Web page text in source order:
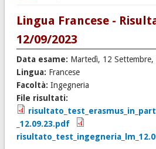
Lingua Francese -
12/09/2023
Data esame: Martedì, 12 Settembre,
Lingua: Francese
Facoltà: Ingegneria
File risultati:
_12.09.23.pdf